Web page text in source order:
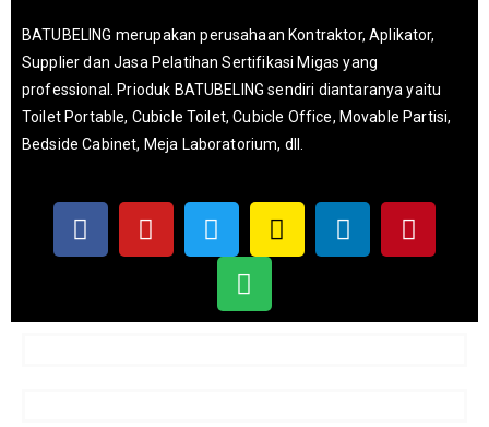
BATUBELING merupakan perusahaan Kontraktor, Aplikator,
Supplier dan Jasa Pelatihan Sertifikasi Migas yang
professional. Prioduk BATUBELING sendiri diantaranya yaitu
Toilet Portable, Cubicle Toilet, Cubicle Office, Movable Partisi,
Bedside Cabinet, Meja Laboratorium, dll.